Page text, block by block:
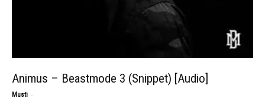
Animus – Beastmode 3 (Snippet) [Audio]
Musti -